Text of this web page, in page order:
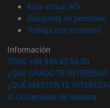
Aula virtual ADI
Búsqueda de personas
Trabaja con nosotros
Información
TFNO +34 948 42 56 00
¿QUÉ GRADO TE INTERESA?
¿QUÉ MÁSTER TE
© Universidad de Navarra